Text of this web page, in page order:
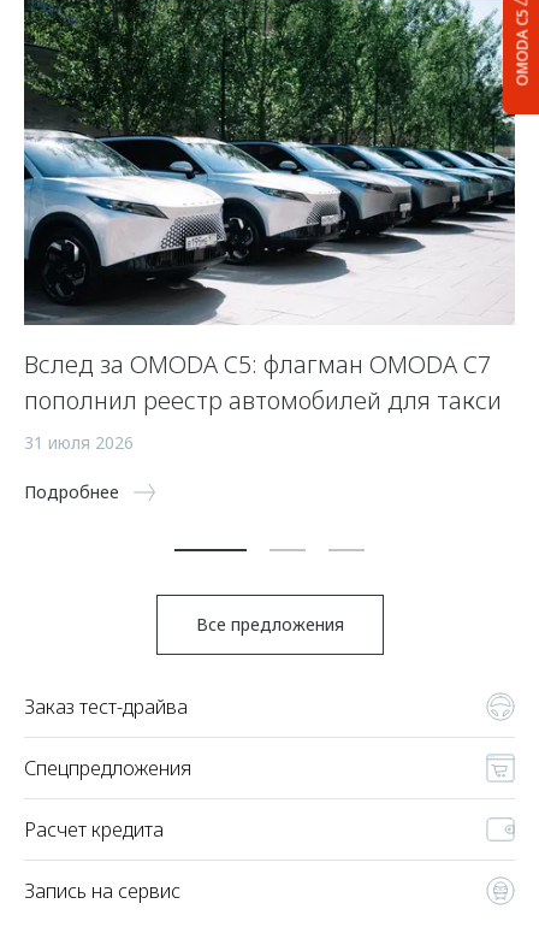
OMODA C5
Вслед за OMODA C5: флагман OMODA C7
пополнил реестр автомобилей для такси
31 июля 2026
Подробнее
Все предложения
Заказ тест-драйва
Спецпредложения
Расчет кредита
Запись на сервис